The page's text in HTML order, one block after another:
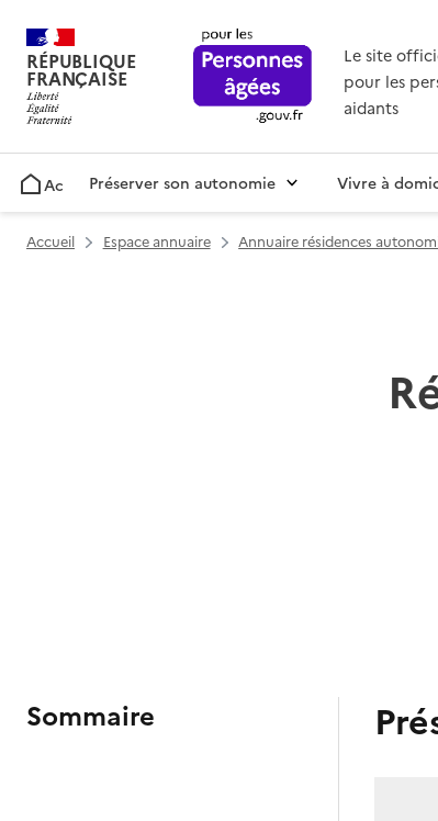
RÉPUBLIQUE
FRANÇAISE
Le site
pour les
aidants
AccueilPréserver son autonomie Vivre à
Accueil Espace annuaire Annuaire résidences
Sommaire